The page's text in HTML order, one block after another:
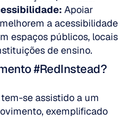
Apoiar
a acessibilidade
espaços públicos, locais
de ensino.
#RedInstead?
se assistido a um
exemplificado